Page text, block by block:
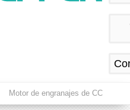
Motor de engranajes de CC